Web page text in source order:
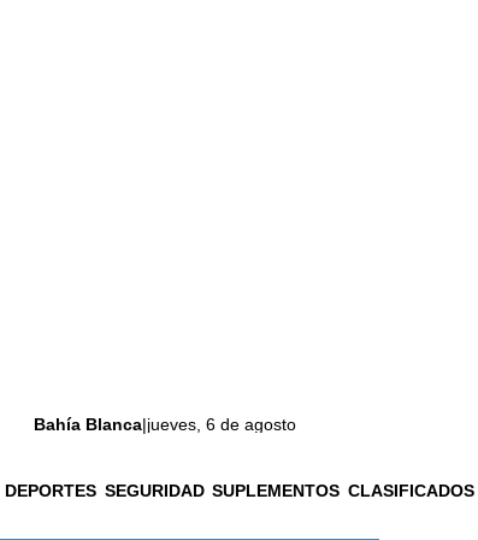
Bahía Blanca|jueves, 6 de agosto
DEPORTES SEGURIDAD SUPLEMENTOS CLASIFICADOS